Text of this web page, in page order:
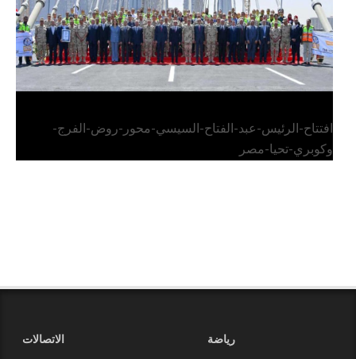
افتتاح-الرئيس-عبد-الفتاح-السيسي-محور-روض-الفرج-
وكوبري-تحيا-مصر
رياضة
الاتصالات